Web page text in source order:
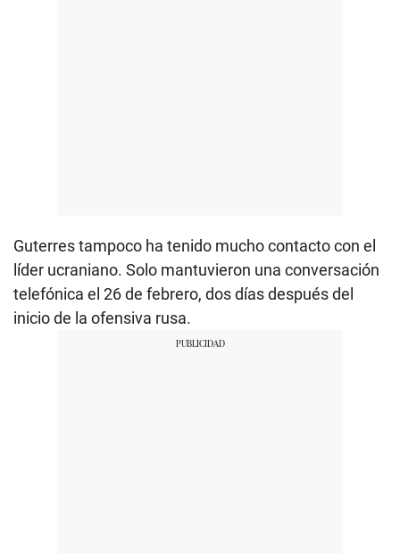
Guterres tampoco ha tenido mucho contacto con el
líder ucraniano. Solo mantuvieron una conversación
telefónica el 26 de febrero, dos días después del
inicio de la ofensiva rusa.